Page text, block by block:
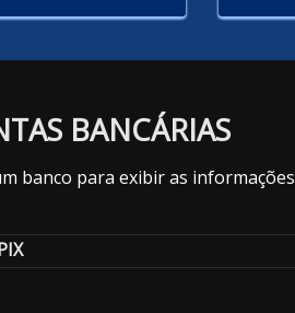
BANCÁRIAS
banco para exibir as informações